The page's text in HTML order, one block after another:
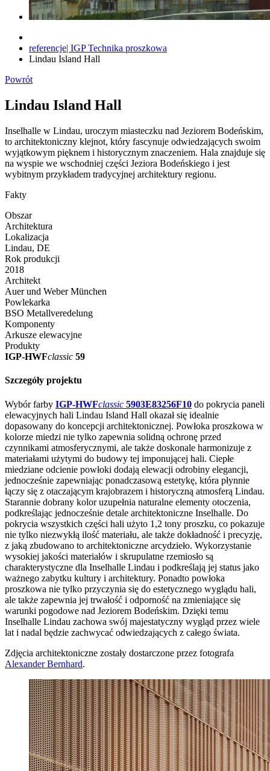
referencje| IGP Technika proszkowa
Lindau Island Hall
Powrót
Lindau Island Hall
Inselhalle w Lindau, uroczym miasteczku nad Jeziorem Bodeńskim,
to architektoniczny klejnot, który fascynuje odwiedzających swoim
wyjątkowym pięknem i historycznym znaczeniem. Hala znajduje się
na wyspie we wschodniej części Jeziora Bodeńskiego i jest
wybitnym przykładem tradycyjnej architektury regionu.
Fakty
Obszar
Architektura
Lokalizacja
Lindau, DE
Rok produkcji
2018
Architekt
Auer und Weber München
Powlekarka
BSO Metallveredelung
Komponenty
Arkusze elewacyjne
Produkty
IGP-HWFclassic 59
Szczegóły projektu
Wybór farby IGP-HWFclassic 5903E83256F10 do pokrycia paneli
elewacyjnych hali Lindau Island Hall okazał się idealnie
dopasowany do koncepcji architektonicznej. Powłoka proszkowa w
kolorze miedzi nie tylko zapewnia solidną ochronę przed
czynnikami atmosferycznymi, ale także doskonale harmonizuje z
materiałami użytymi do budowy tej imponującej hali. Ciepłe
miedziane odcienie powłoki dodają elewacji odrobiny elegancji,
jednocześnie zapewniając ponadczasową estetykę, która płynnie
łączy się z otaczającym krajobrazem i historyczną atmosferą Lindau.
Starannie dobrany kolor uzupełnia naturalne elementy otoczenia,
podkreślając jednocześnie detale architektoniczne Inselhalle. Do
pokrycia wszystkich części hali użyto 1,2 tony proszku, co pokazuje
nie tylko niezwykłą ilość materiału, ale także dokładność i precyzję,
z jaką zbudowano to architektoniczne arcydzieło. Wykorzystanie
wysokiej jakości materiałów i skrupulatne rzemiosło są
charakterystyczne dla Inselhalle Lindau i podkreślają jej status jako
ważnego zabytku kultury i architektury. Ponadto powłoka
proszkowa nie tylko przyczynia się do estetycznego wyglądu hali,
ale także zapewnia jej trwałość i odporność na zmieniające się
warunki pogodowe nad Jeziorem Bodeńskim. Dzięki temu
Inselhalle Lindau zachowa swój majestatyczny wygląd przez wiele
lat i nadal będzie zachwycać odwiedzających z całego świata.
Zdjęcia architektoniczne zostały dostarczone przez fotografa
Alexander Bernhard.